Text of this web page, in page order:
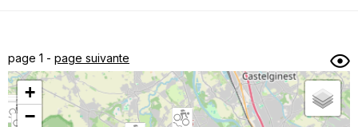
sous-dossiers
Trier par
page 1 - page suivante
+
−